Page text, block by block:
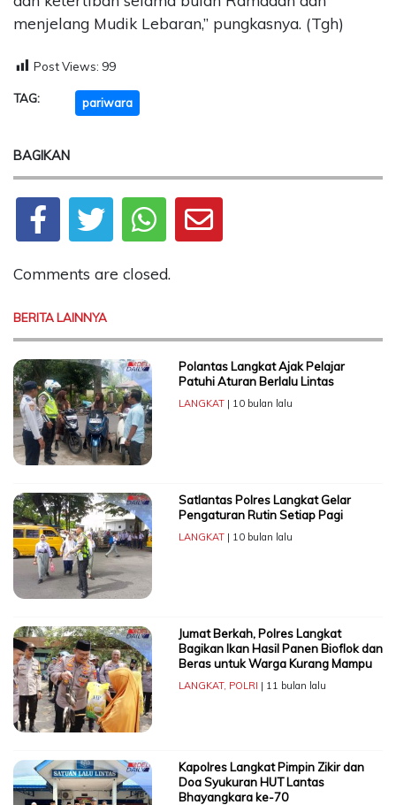
menjelang Mudik Lebaran,” pungkasnya. (Tgh)
Post Views: 99
TAG: pariwara
BAGIKAN
Comments are closed.
BERITA LAINNYA
Polantas Langkat Ajak Pelajar
Patuhi Aturan Berlalu Lintas
LANGKAT| 10 bulan lalu
Satlantas Polres Langkat Gelar
Pengaturan Rutin Setiap Pagi
LANGKAT| 10 bulan lalu
Jumat Berkah, Polres Langkat
Bagikan Ikan Hasil Panen Bioflok dan
Beras untuk Warga Kurang Mampu
LANGKAT, POLRI | 11 bulan lalu
Kapolres Langkat Pimpin Zikir dan
Doa Syukuran HUT Lantas
Bhayangkara ke-70